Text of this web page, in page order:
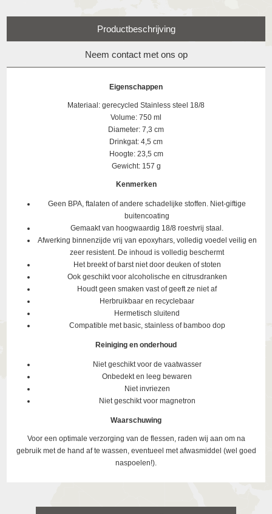
Productbeschrijving
Neem contact met ons op
Eigenschappen
Materiaal: gerecycled Stainless steel 18/8
Volume: 750 ml
Diameter: 7,3 cm
Drinkgat: 4,5 cm
Hoogte: 23,5 cm
Gewicht: 157 g
Kenmerken
Geen BPA, ftalaten of andere schadelijke stoffen. Niet-giftige
buitencoating
Gemaakt van hoogwaardig 18/8 roestvrij staal.
Afwerking binnenzijde vrij van epoxyhars, volledig voedel veilig en
zeer resistent. De inhoud is volledig beschermt
Het breekt of barst niet door deuken of stoten
Ook geschikt voor alcoholische en citrusdranken
Houdt geen smaken vast of geeft ze niet af
Herbruikbaar en recyclebaar
Hermetisch sluitend
Compatible met basic, stainless of bamboo dop
Reiniging en onderhoud
Niet geschikt voor de vaatwasser
Onbedekt en leeg bewaren
Niet invriezen
Niet geschikt voor magnetron
Waarschuwing
Voor een optimale verzorging van de flessen, raden wij aan om na
gebruik met de hand af te wassen, eventueel met afwasmiddel (wel goed
naspoelen!).